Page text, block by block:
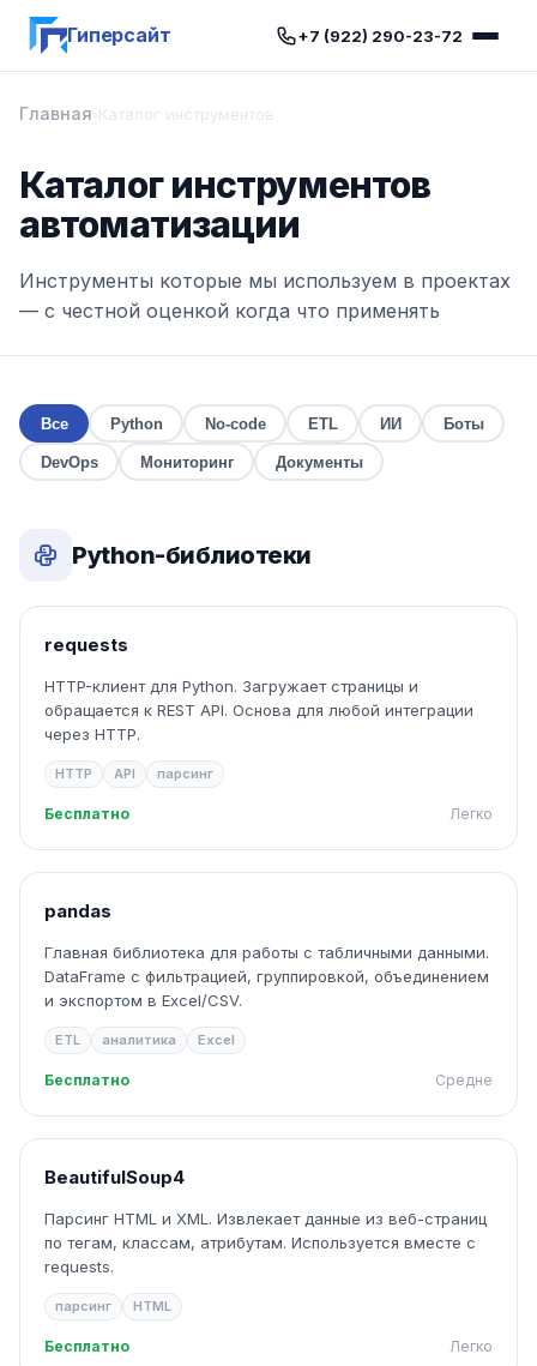
Гиперсайт +7 (922) 290-23-72
Главная›Каталог инструментов
Каталог инструментов
автоматизации
Инструменты которые мы используем в проектах
— с честной оценкой когда что применять
Все Python No-code ETL ИИ Боты
DevOps Мониторинг Документы
Python-библиотеки
requests
HTTP-клиент для Python. Загружает страницы и
обращается к REST API. Основа для любой интеграции
через HTTP.
HTTP API парсинг
Бесплатно Легко
pandas
Главная библиотека для работы с табличными данными.
DataFrame с фильтрацией, группировкой, объединением
и экспортом в Excel/CSV.
ETL аналитика Excel
Бесплатно Средне
BeautifulSoup4
Парсинг HTML и XML. Извлекает данные из веб-страниц
по тегам, классам, атрибутам. Используется вместе с
requests.
парсинг HTML
Бесплатно Легко